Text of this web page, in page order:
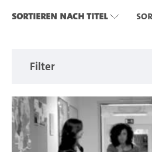
Sortieren nach Titel
Filter